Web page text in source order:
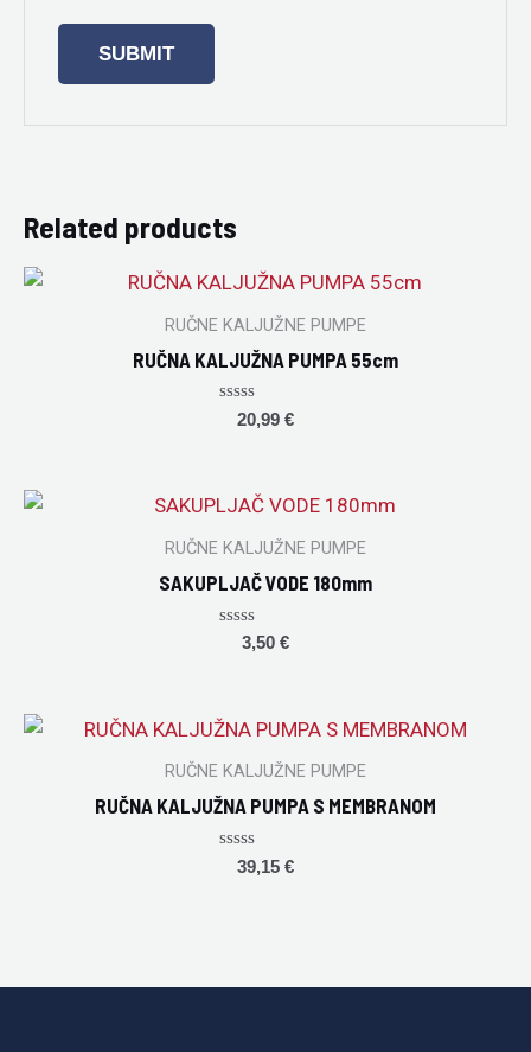
Related products
RUČNE KALJUŽNE PUMPE
RUČNA KALJUŽNA PUMPA 55cm
Rated
20,99 €
RUČNE KALJUŽNE PUMPE
SAKUPLJAČ VODE 180mm
Rated
3,50 €
RUČNE KALJUŽNE PUMPE
RUČNA KALJUŽNA PUMPA S MEMBRANOM
Rated
39,15 €